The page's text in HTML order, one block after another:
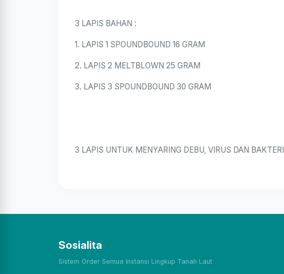
3 LAPIS BAHAN :
1. LAPIS 1 SPOUNDBOUND 16 GRAM
2. LAPIS 2 MELTBLOWN 25 GRAM
3. LAPIS 3 SPOUNDBOUND 30 GRAM
3 LAPIS UNTUK MENYARING DEBU, VIRUS DAN BAKTERI
Sosialita
Sistem Order Semua Instansi Lingkup Tanah Laut